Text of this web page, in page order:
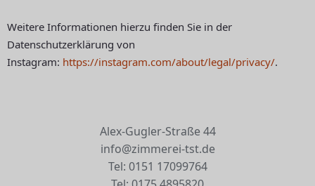
Weitere Informationen hierzu finden Sie in der
Datenschutzerklärung von
Instagram: https://instagram.com/about/legal/privacy/.
Alex-Gugler-Straße 44
info@zimmerei-tst.de
Tel: 0151 17099764